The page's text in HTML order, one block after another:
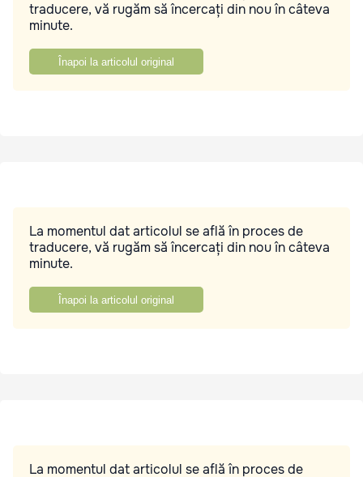
traducere, vă rugăm să încercați din nou în câteva
minute.
Înapoi la articolul original
La momentul dat articolul se află în proces de
traducere, vă rugăm să încercați din nou în câteva
minute.
Înapoi la articolul original
La momentul dat articolul se află în proces de